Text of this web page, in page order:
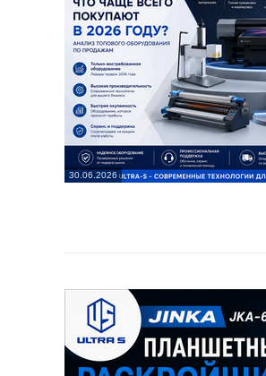
30.06.2026